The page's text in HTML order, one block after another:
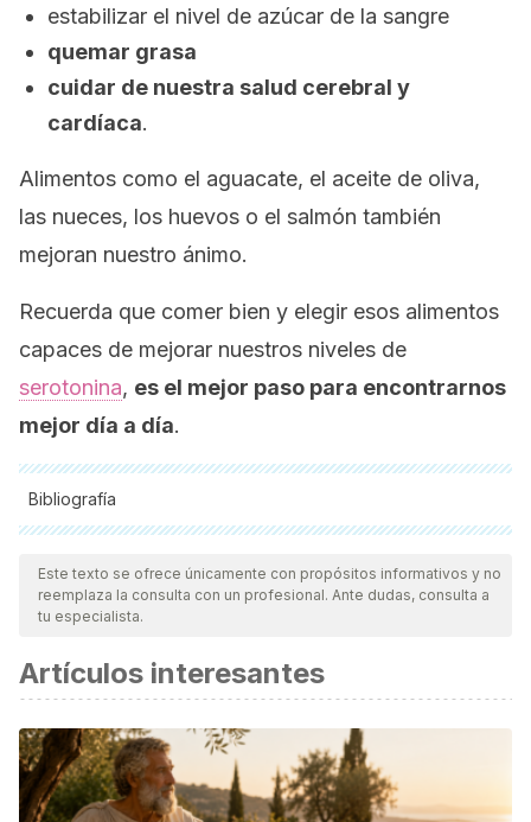
estabilizar el nivel de azúcar de la sangre
quemar grasa
cuidar de nuestra salud cerebral y
cardíaca.
Alimentos como el aguacate, el aceite de oliva,
las nueces, los huevos o el salmón también
mejoran nuestro ánimo.
Recuerda que comer bien y elegir esos alimentos
capaces de mejorar nuestros niveles de
serotonina, es el mejor paso para encontrarnos
mejor día a día.
Bibliografía
Todas las fuentes citadas fueron revisadas a profundidad por
nuestro equipo, para asegurar su calidad, confiabilidad,
vigencia y validez.La bibliografía de este artículo fue
científica.
American Phychiatric Association. (2002). Trastornos del
estado de ánimo. DSM-IV-TR Manual diagnóstico y
estadístico de los trastornos mentales.
https://doi.org/10.1016/j.ejmech.2013.09.028
Este texto se ofrece únicamente con propósitos informativos y no
reemplaza la consulta con un profesional. Ante dudas, consulta a
tu especialista.
Artículos interesantes